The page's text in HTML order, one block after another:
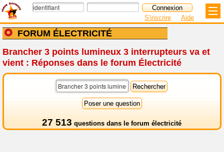
FORUM ÉLECTRICITÉ
S'inscrire Aide
Brancher 3 points lumineux 3 interrupteurs va et
vient : Réponses dans le forum Électricité
27 513 questions dans le forum électricité